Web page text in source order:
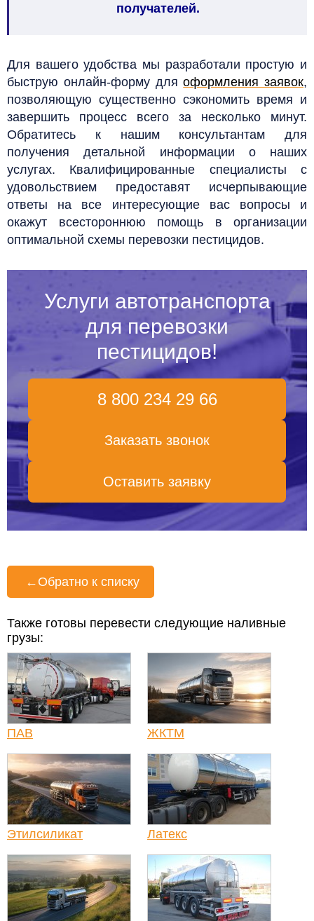
получателей.
Для вашего удобства мы разработали простую и
быструю онлайн-форму дляоформления заявок,
позволяющую существенно сэкономить время и
завершить процесс всего за несколько минут.
Обратитесь к нашим консультантам для
получения детальной информации о наших
услугах. Квалифицированные специалисты с
удовольствием предоставят исчерпывающие
ответы на все интересующие вас вопросы и
окажут всестороннюю помощь в организации
оптимальной схемы перевозки пестицидов.
Услуги автотранспорта
для перевозки
пестицидов!
8 800 234 29 66
Заказать звонок
Оставить заявку
← Обратно к списку
Также готовы перевести следующие наливные
грузы:
ПАВ ЖКТМ
Этилсиликат Латекс